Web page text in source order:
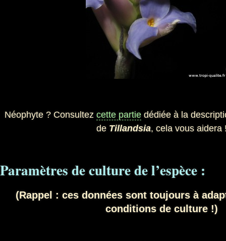
Néophyte ? Consultez cette partiedédiée à la
de Tillandsia, cela vous aidera
Paramètres de culture de l’espèce :
(Rappel : ces données sont toujours à
conditions de culture !)